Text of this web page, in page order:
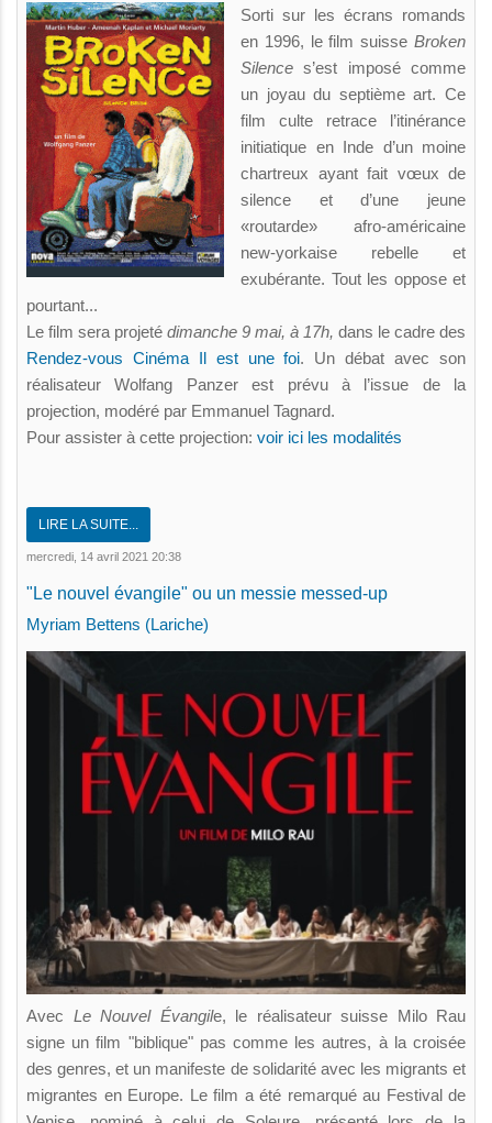
Sorti sur les écrans romands
en 1996, le film suisse Broken
Silence s’est imposé comme
un joyau du septième art. Ce
film culte retrace l’itinérance
initiatique en Inde d’un moine
chartreux ayant fait vœux de
silence et d’une jeune
«routarde» afro-américaine
new-yorkaise rebelle et
exubérante. Tout les oppose et
pourtant...
Le film sera projeté dimanche 9 mai, à 17h, dans le cadre des
Rendez-vous Cinéma Il est une foi. Un débat avec son
réalisateur Wolfang Panzer est prévu à l’issue de la
projection, modéré par Emmanuel Tagnard.
Pour assister à cette projection: voir ici les modalités
LIRE LA SUITE...
mercredi, 14 avril 2021 20:38
"Le nouvel évangile" ou un messie messed-up
Myriam Bettens (Lariche)
Avec Le Nouvel Évangile, le réalisateur suisse Milo Rau
signe un film "biblique" pas comme les autres, à la croisée
des genres, et un manifeste de solidarité avec les migrants et
migrantes en Europe. Le film a été remarqué au Festival de